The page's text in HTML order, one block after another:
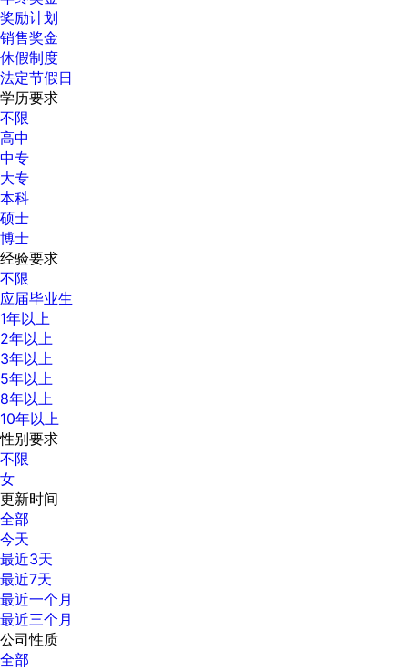
奖励计划
销售奖金
休假制度
法定节假日
学历要求
不限
高中
中专
大专
本科
硕士
博士
经验要求
不限
应届毕业生
1年以上
2年以上
3年以上
5年以上
8年以上
10年以上
性别要求
不限
女
更新时间
全部
今天
最近3天
最近7天
最近一个月
最近三个月
公司性质
全部